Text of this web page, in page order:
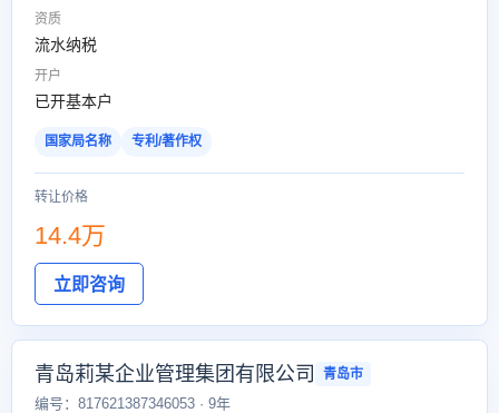
资质
流水纳税
开户
已开基本户
国家局名称 专利/著作权
转让价格
14.4万
立即咨询
青岛莉某企业管理集团有限公司 青岛市
编号：817621387346053 · 9年